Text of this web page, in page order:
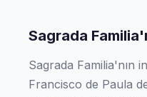
Sagrada
Sagrada Familia'nın
Francisco de Paula